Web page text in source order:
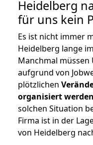
Heidelberg
für uns kein
Es ist nicht immer
Heidelberg lange
Manchmal müssen
aufgrund von
plötzlichen
organisiert werden
solchen Situation
Firma ist in der
von Heidelberg